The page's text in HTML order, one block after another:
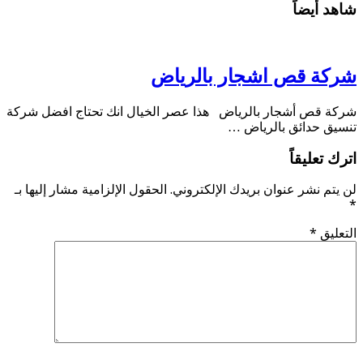
شاهد أيضاً
شركة قص اشجار بالرياض
شركة قص أشجار بالرياض هذا عصر الخيال انك تحتاج افضل شركة
تنسيق حدائق بالرياض …
اترك تعليقاً
لن يتم نشر عنوان بريدك الإلكتروني. الحقول الإلزامية مشار إليها بـ
*
التعليق *